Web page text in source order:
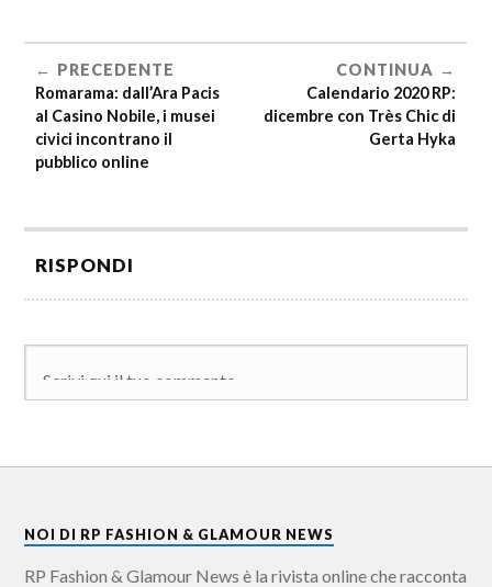
PRECEDENTE
Romarama: dall’Ara Pacis
al Casino Nobile, i musei
civici incontrano il
pubblico online
CONTINUA
Calendario 2020 RP:
dicembre con Très Chic di
Gerta Hyka
RISPONDI
NOI DI RP FASHION & GLAMOUR NEWS
RP Fashion & Glamour News è la rivista online che racconta